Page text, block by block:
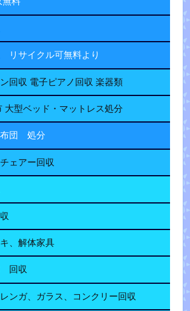
リサイクル可無料より
回収 電子ピアノ回収 楽器類
大型ベッド・マットレス処分
布団 処分
ェアー回収
、解体家具
回収
ンガ、ガラス、コンクリー回収